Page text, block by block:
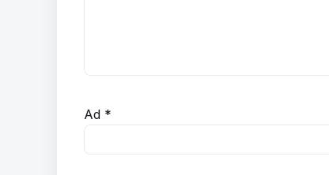
Ad *